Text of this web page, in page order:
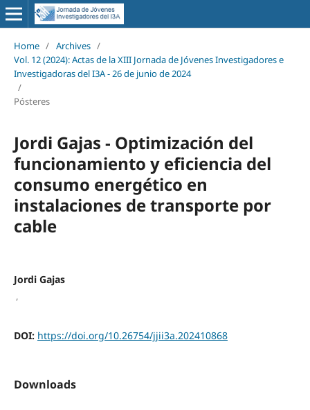
Home / Archives /
Vol. 12 (2024): Actas de la XIII Jornada de Jóvenes Investigadores e
Investigadoras del I3A - 26 de junio de 2024
/
Pósteres
Jordi Gajas - Optimización del
funcionamiento y eficiencia del
consumo energético en
instalaciones de transporte por
cable
Jordi Gajas
,
DOI: https://doi.org/10.26754/jjii3a.202410868
Downloads